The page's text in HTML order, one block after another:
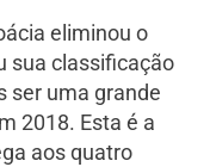
eliminou o
sua classificação
ser uma grande
2018. Esta é a
aos quatro